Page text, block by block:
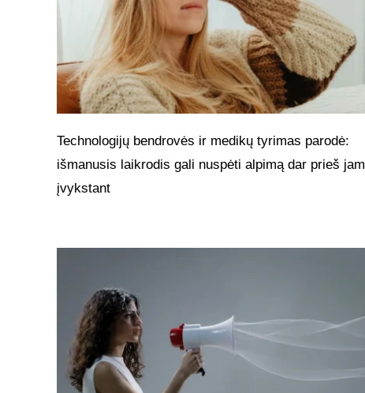
Technologijų bendrovės ir medikų tyrimas parodė:
išmanusis laikrodis gali nuspėti alpimą dar prieš jam
įvykstant